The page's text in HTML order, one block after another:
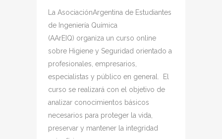
La AsociaciónArgentina de Estudiantes
de Ingeniería Química
(AArEIQ) organiza un curso online
sobre Higiene y Seguridad orientado a
profesionales, empresarios,
especialistas y público en general. El
curso se realizará con el objetivo de
analizar conocimientos básicos
necesarios para proteger la vida,
preservar y mantener la integridad